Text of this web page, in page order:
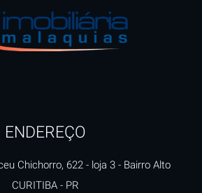
ENDEREÇO
Chichorro, 622 - loja 3- Bairro Alto
CURITIBA - PR